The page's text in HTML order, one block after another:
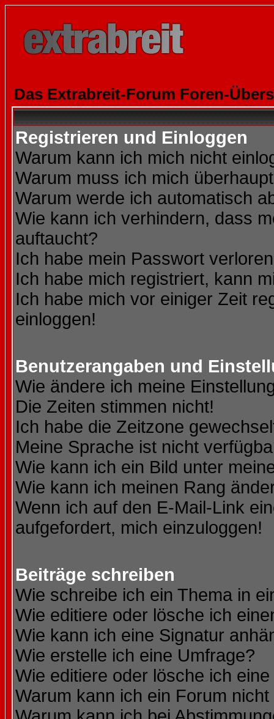
Das Extrabreit-Forum Foren-
Registrieren und Einloggen
Warum kann ich mich nicht
Warum muss ich mich
Warum werde ich automatisch
Wie kann ich verhindern, dass
auftaucht?
Ich habe mein Passwort
Ich habe mich registriert, kann
Ich habe mich vor einiger Zeit
einloggen!
Benutzerangaben und
Wie ändere ich meine
Die Zeiten stimmen nicht!
Ich habe die Zeitzone
Meine Sprache ist nicht
Wie kann ich ein Bild unter
Wie kann ich meinen Rang
Wenn ich auf den E-Mail-Link
aufgefordert, mich einzuloggen!
Beiträge schreiben
Wie schreibe ich ein Thema in
Wie editiere oder lösche ich
Wie kann ich eine Signatur
Wie erstelle ich eine Umfrage?
Wie editiere oder lösche ich
Warum kann ich ein Forum